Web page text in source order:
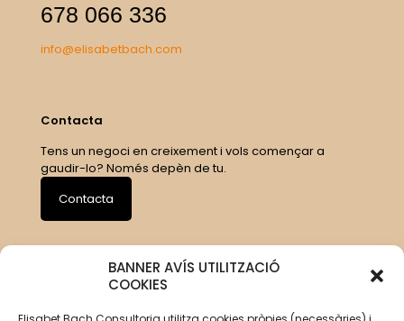
BANNER AVÍS UTILITZACIÓ
COOKIES
678 066 336
info@elisabetbach.com
Contacta
Tens un negoci en creixement i vols començar a
gaudir-lo? Només depèn de tu.
Contacta